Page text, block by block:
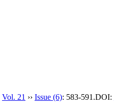
Vol. 21 ›› Issue (6): 583-591.DOI: